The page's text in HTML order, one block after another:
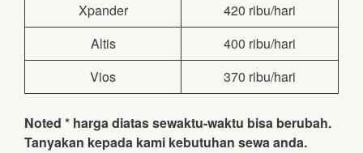
Xpander
420 ribu/hari
Altis
400 ribu/hari
Vios
370 ribu/hari
Noted * harga diatas sewaktu-waktu bisa berubah.
Tanyakan kepada kami kebutuhan sewa anda.